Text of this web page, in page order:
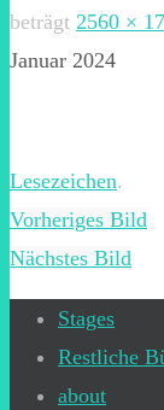
beträgt 2560 ×
Januar 2024
Lesezeichen.
Vorheriges Bild
Nächstes Bild
Stages
Restliche
about